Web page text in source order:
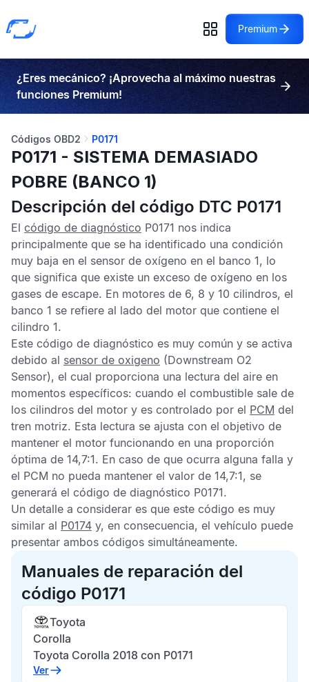
Premium
¿Eres mecánico? ¡Aprovecha al máximo nuestras
funciones Premium!
Códigos OBD2 P0171
P0171 - SISTEMA DEMASIADO
POBRE (BANCO 1)
Descripción del código DTC P0171
El código de diagnóstico P0171 nos indica
principalmente que se ha identificado una condición
muy baja en el sensor de oxígeno en el banco 1, lo
que significa que existe un exceso de oxígeno en los
gases de escape. En motores de 6, 8 y 10 cilindros, el
banco 1 se refiere al lado del motor que contiene el
cilindro 1.
Este código de diagnóstico es muy común y se activa
debido al sensor de oxigeno (Downstream O2
Sensor), el cual proporciona una lectura del aire en
momentos específicos: cuando el combustible sale de
los cilindros del motor y es controlado por el PCM del
tren motriz. Esta lectura se ajusta con el objetivo de
mantener el motor funcionando en una proporción
óptima de 14,7:1. En caso de que ocurra alguna falla y
el PCM no pueda mantener el valor de 14,7:1, se
generará el código de diagnóstico P0171.
Un detalle a considerar es que este código es muy
similar al P0174 y, en consecuencia, el vehículo puede
presentar ambos códigos simultáneamente.
Manuales de reparación del
código P0171
Toyota
Corolla
Toyota Corolla 2018 con P0171
Ver